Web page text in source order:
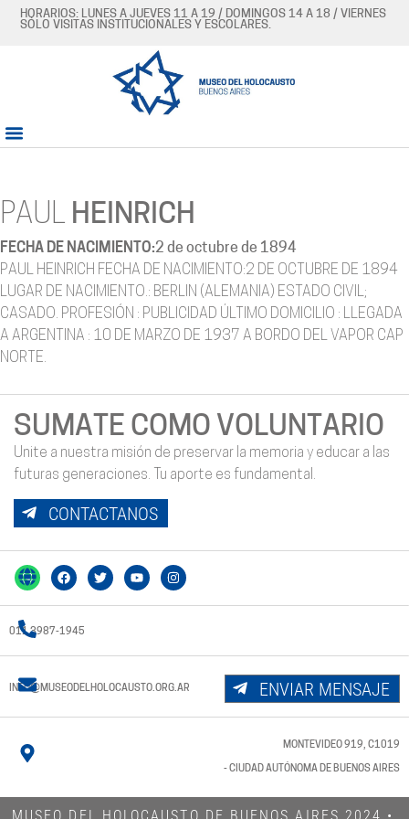
HORARIOS: LUNES A JUEVES 11 A 19 / DOMINGOS 14 A 18 / VIERNES
SÓLO VISITAS INSTITUCIONALES Y ESCOLARES.
PAUL HEINRICH
FECHA DE NACIMIENTO:2 de octubre de 1894
PAUL HEINRICH FECHA DE NACIMIENTO:2 DE OCTUBRE DE 1894
LUGAR DE NACIMIENTO.: BERLIN (ALEMANIA) ESTADO CIVIL;
CASADO. PROFESIÓN : PUBLICIDAD ÚLTIMO DOMICILIO : LLEGADA
A ARGENTINA : 10 DE MARZO DE 1937 A BORDO DEL VAPOR CAP
NORTE.
SUMATE COMO VOLUNTARIO
Unite a nuestra misión de preservar la memoria y educar a las
futuras generaciones. Tu aporte es fundamental.
CONTACTANOS
011 3987-1945
INFO@MUSEODELHOLOCAUSTO.ORG.AR ENVIAR MENSAJE
MONTEVIDEO 919, C1019
- CIUDAD AUTÓNOMA DE BUENOS AIRES